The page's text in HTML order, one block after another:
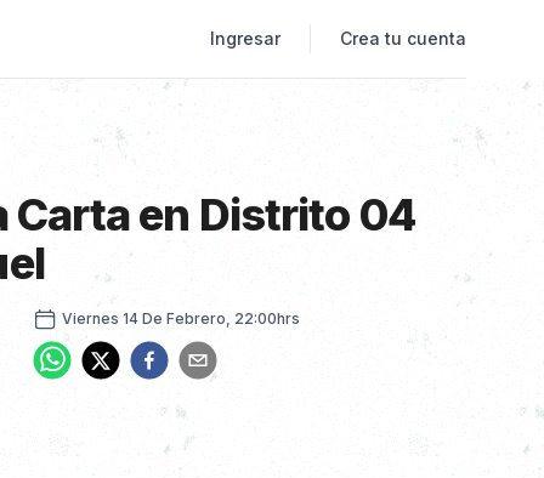
Ingresar Crea tu cuenta
Carta en Distrito 04
viernes 14 de febrero, 22:00hrs
Viernes 14 De Febrero, 22:00hrs